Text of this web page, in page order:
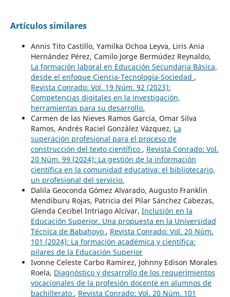
Artículos similares
Annis Tito Castillo, Yamilka Ochoa Leyva, Liris Ania
Hernández Pérez, Camilo Jorge Bermúdez Reynaldo,
La formación laboral en Educación Secundaria Básica,
desde el enfoque Ciencia-Tecnología-Sociedad ,
Revista Conrado: Vol. 19 Núm. 92 (2023):
Competencias digitales en la investigación,
herramientas para su desarrollo.
Carmen de las Nieves Ramos García, Omar Silva
Ramos, Andrés Raciel González Vázquez, La
superación profesional para el proceso de
construcción del texto científico , Revista Conrado: Vol.
20 Núm. 99 (2024): La gestión de la información
científica en la comunidad educativa: el bibliotecario,
un profesional del servicio.
Dalila Geoconda Gómez Alvarado, Augusto Franklin
Mendiburu Rojas, Patricia del Pilar Sánchez Cabezas,
Glenda Cecibel Intriago Alcívar, Inclusión en la
Educación Superior. Una propuesta en la Universidad
Técnica de Babahoyo , Revista Conrado: Vol. 20 Núm.
101 (2024): La formación académica y científica:
pilares de la Educación Superior
Ivonne Celeste Carbo Ramírez, Johnny Edison Morales
Roela, Diagnóstico y desarrollo de los requerimientos
vocacionales de la profesión docente en alumnos de
bachillerato , Revista Conrado: Vol. 20 Núm. 101